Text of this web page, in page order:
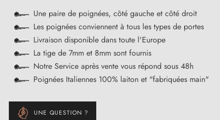
Une paire de poignées, côté gauche et côté droit
Les poignées conviennent à tous les types de portes
Livraison disponible dans toute l'Europe
La tige de 7mm et 8mm sont fournis
Notre Service après vente vous répond sous 48h
Poignées Italiennes 100% laiton et "fabriquées main"
UNE QUESTION ?